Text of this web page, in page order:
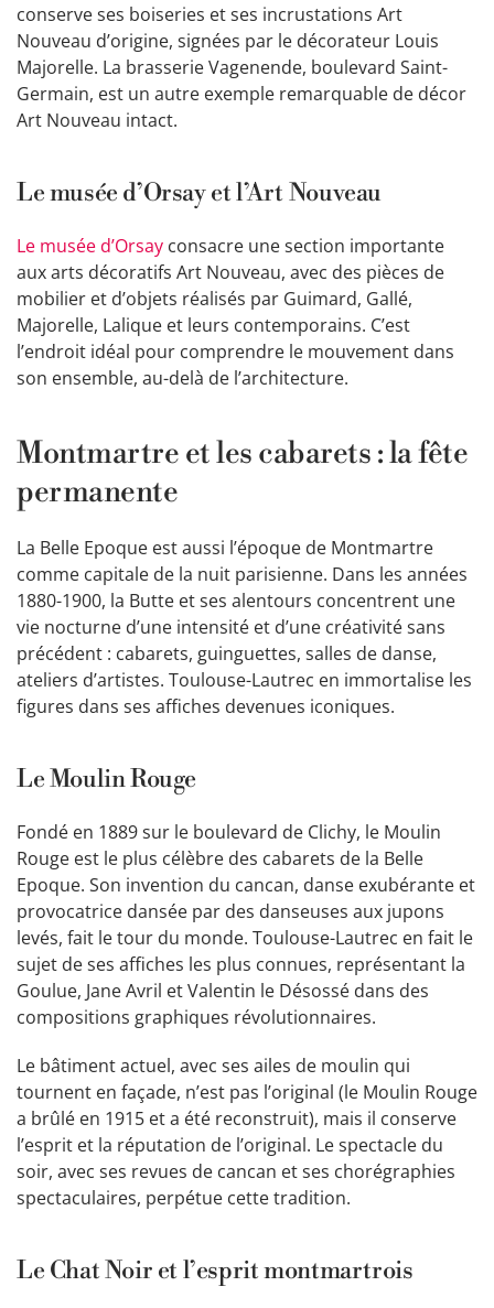
conserve ses boiseries et ses incrustations Art
Nouveau d’origine, signées par le décorateur Louis
Majorelle. La brasserie Vagenende, boulevard Saint-
Germain, est un autre exemple remarquable de décor
Art Nouveau intact.
Le musée d’Orsay et l’Art Nouveau
Le musée d’Orsay consacre une section importante
aux arts décoratifs Art Nouveau, avec des pièces de
mobilier et d’objets réalisés par Guimard, Gallé,
Majorelle, Lalique et leurs contemporains. C’est
l’endroit idéal pour comprendre le mouvement dans
son ensemble, au-delà de l’architecture.
Montmartre et les cabarets : la fête
permanente
La Belle Epoque est aussi l’époque de Montmartre
comme capitale de la nuit parisienne. Dans les années
1880-1900, la Butte et ses alentours concentrent une
vie nocturne d’une intensité et d’une créativité sans
précédent : cabarets, guinguettes, salles de danse,
ateliers d’artistes. Toulouse-Lautrec en immortalise les
figures dans ses affiches devenues iconiques.
Le Moulin Rouge
Fondé en 1889 sur le boulevard de Clichy, le Moulin
Rouge est le plus célèbre des cabarets de la Belle
Epoque. Son invention du cancan, danse exubérante et
provocatrice dansée par des danseuses aux jupons
levés, fait le tour du monde. Toulouse-Lautrec en fait le
sujet de ses affiches les plus connues, représentant la
Goulue, Jane Avril et Valentin le Désossé dans des
compositions graphiques révolutionnaires.
Le bâtiment actuel, avec ses ailes de moulin qui
tournent en façade, n’est pas l’original (le Moulin Rouge
a brûlé en 1915 et a été reconstruit), mais il conserve
l’esprit et la réputation de l’original. Le spectacle du
soir, avec ses revues de cancan et ses chorégraphies
spectaculaires, perpétue cette tradition.
Le Chat Noir et l’esprit montmartrois